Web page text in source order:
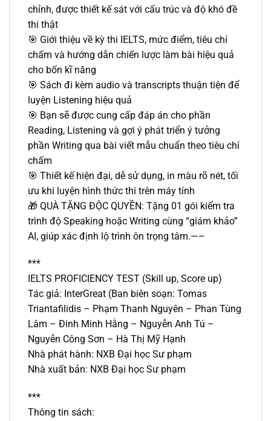
chỉnh, được thiết kế sát với cấu trúc và độ khó đề
thi thật
🎯 Giới thiệu về kỳ thi IELTS, mức điểm, tiêu chí
chấm và hướng dẫn chiến lược làm bài hiệu quả
cho bốn kĩ năng
🎯 Sách đi kèm audio và transcripts thuận tiện để
luyện Listening hiệu quả
🎯 Bạn sẽ được cung cấp đáp án cho phần
Reading, Listening và gợi ý phát triển ý tưởng
phần Writing qua bài viết mẫu chuẩn theo tiêu chí
chấm
🎯 Thiết kế hiện đại, dễ sử dụng, in màu rõ nét, tối
ưu khi luyện hình thức thi trên máy tính
🎁 QUÀ TẶNG ĐỘC QUYỀN: Tặng 01 gói kiểm tra
trình độ Speaking hoặc Writing cùng “giám khảo”
AI, giúp xác định lộ trình ôn trọng tâm.—–
***
IELTS PROFICIENCY TEST (Skill up, Score up)
Tác giả: InterGreat (Ban biên soạn: Tomas
Triantafilidis – Phạm Thanh Nguyên – Phan Tùng
Lâm – Đinh Minh Hằng – Nguyễn Anh Tú –
Nguyễn Công Sơn – Hà Thị Mỹ Hạnh
Nhà phát hành: NXB Đại học Sư phạm
Nhà xuất bản: NXB Đại học Sư phạm
***
Thông tin sách: